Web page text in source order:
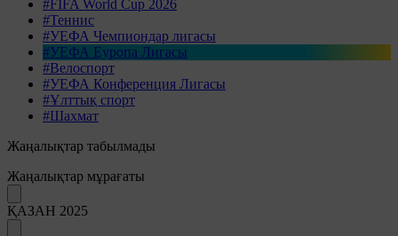
#FIFA World Cup 2026
#Теннис
#УЕФА Чемпиондар лигасы
#УЕФА Еуропа Лигасы
#Велоспорт
#УЕФА Конференция Лигасы
#Ұлттық спорт
#Шахмат
Жаңалықтар табылмады
Жаңалықтар мұрағаты
ҚАЗАН 2025